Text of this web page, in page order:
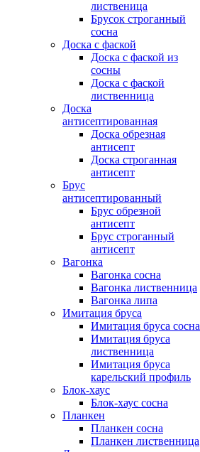
лиственица
Брусок строганный
сосна
Доска с фаской
Доска с фаской из
сосны
Доска с фаской
лиственница
Доска
антисептированная
Доска обрезная
антисепт
Доска строганная
антисепт
Брус
антисептированный
Брус обрезной
антисепт
Брус строганный
антисепт
Вагонка
Вагонка сосна
Вагонка лиственница
Вагонка липа
Имитация бруса
Имитация бруса сосна
Имитация бруса
лиственница
Имитация бруса
карельский профиль
Блок-хаус
Блок-хаус сосна
Планкен
Планкен сосна
Планкен лиственница